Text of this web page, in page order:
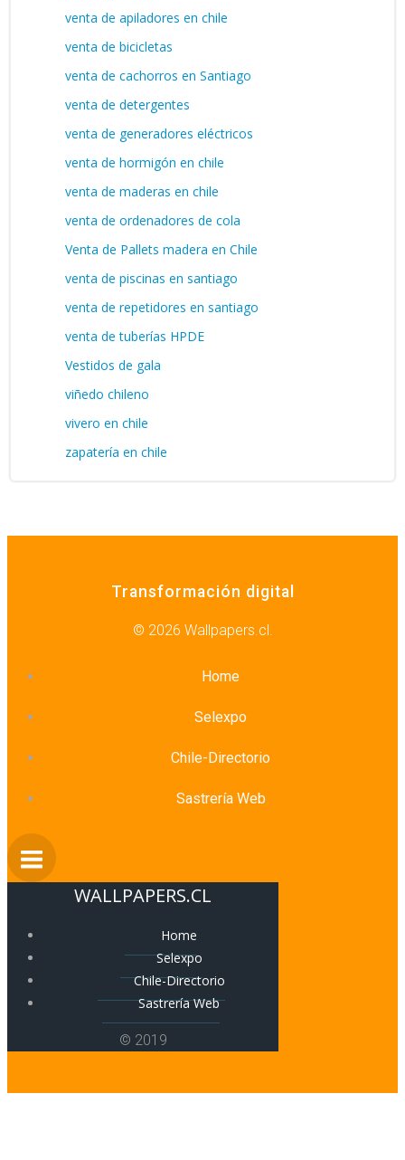
venta de apiladores en chile
venta de bicicletas
venta de cachorros en Santiago
venta de detergentes
venta de generadores eléctricos
venta de hormigón en chile
venta de maderas en chile
venta de ordenadores de cola
Venta de Pallets madera en Chile
venta de piscinas en santiago
venta de repetidores en santiago
venta de tuberías HPDE
Vestidos de gala
viñedo chileno
vivero en chile
zapatería en chile
Transformación digital
© 2026 Wallpapers.cl.
Home
Selexpo
Chile-Directorio
Sastrería Web
WALLPAPERS.CL
Home
Selexpo
Chile-Directorio
Sastrería Web
© 2019